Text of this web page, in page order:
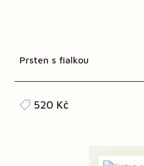
Prsten s fialkou
520 Kč